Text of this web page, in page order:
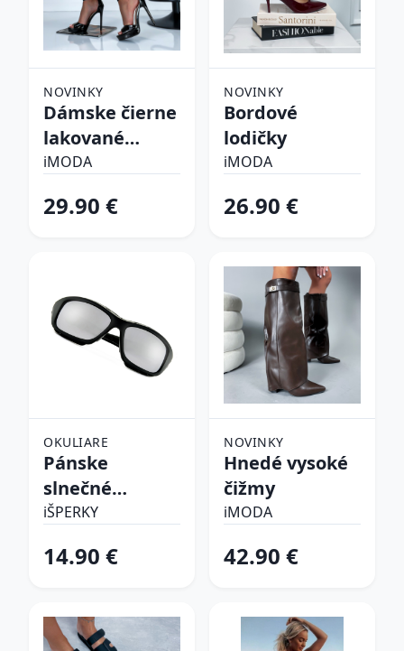
NOVINKY
Dámske čierne
lakované
sandálky
iMODA
29.90 €
NOVINKY
Bordové
lodičky
iMODA
26.90 €
OKULIARE
Pánske
slnečné
okuliare
iŠPERKY
14.90 €
NOVINKY
Hnedé vysoké
čižmy
iMODA
42.90 €